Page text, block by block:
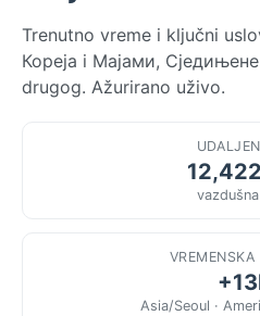
Trenutno vreme i ključni
Кореја i Мајами,
drugog. Ažurirano uživo.
Asia/Seoul ·